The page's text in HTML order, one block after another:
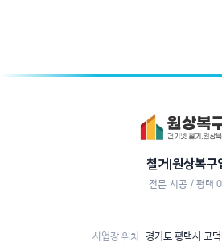
철거|원상복구
전문 시공 / 평택
사업장 위치
경기도 평택시 고